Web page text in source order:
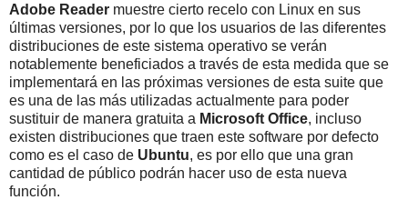
Adobe Reader muestre cierto recelo con Linux en sus
últimas versiones, por lo que los usuarios de las diferentes
distribuciones de este sistema operativo se verán
notablemente beneficiados a través de esta medida que se
implementará en las próximas versiones de esta suite que
es una de las más utilizadas actualmente para poder
sustituir de manera gratuita a Microsoft Office, incluso
existen distribuciones que traen este software por defecto
como es el caso de Ubuntu, es por ello que una gran
cantidad de público podrán hacer uso de esta nueva
función.